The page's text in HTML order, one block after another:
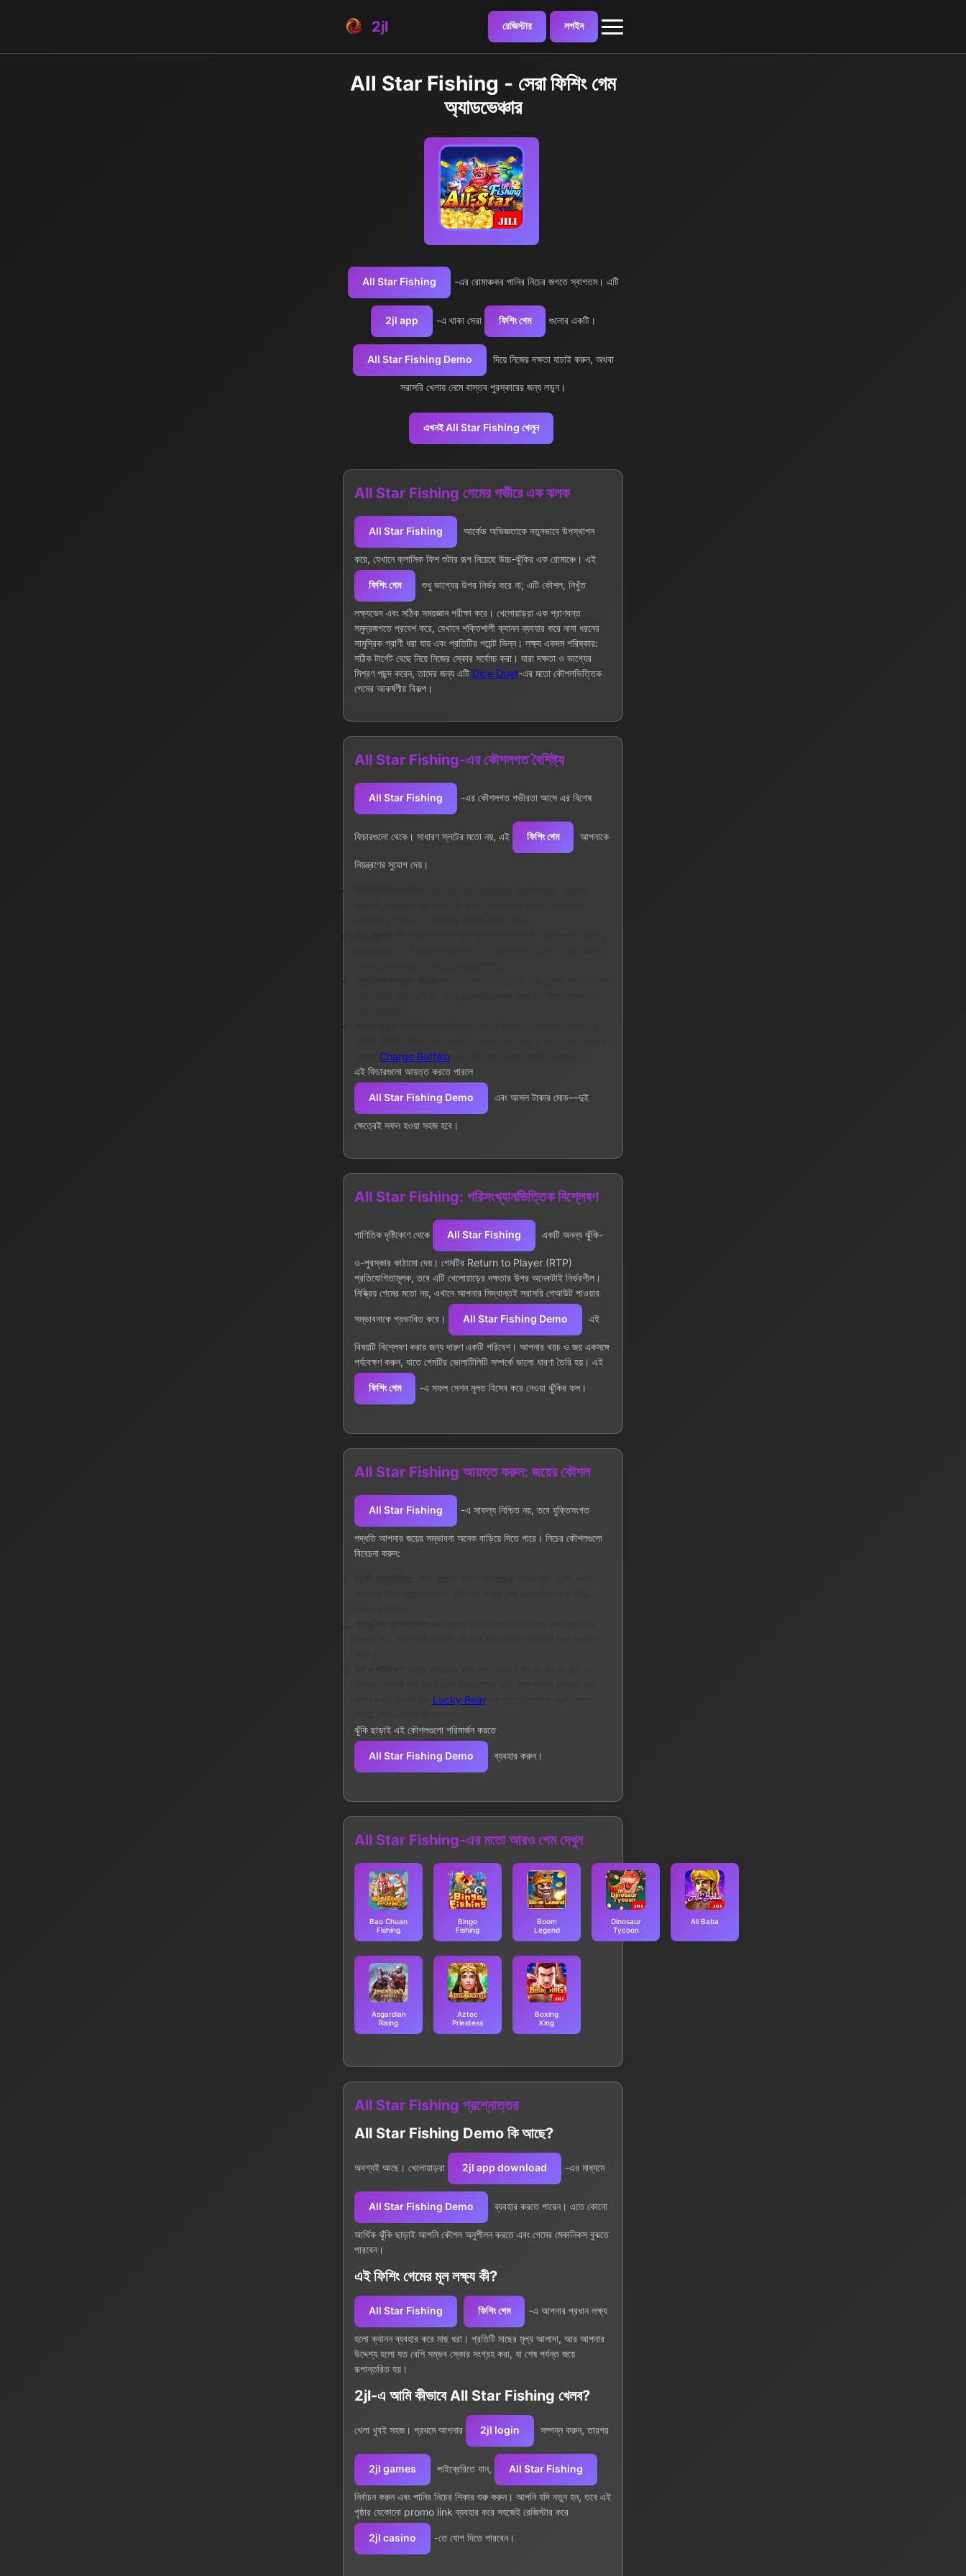
2jl রেজিস্টার লগইন
All Star Fishing - সেরা ফিশিং গেম
অ্যাডভেঞ্চার
All Star Fishing -এর রোমাঞ্চকর পানির নিচের জগতে স্বাগতম। এটি
2jl app -এ থাকা সেরা ফিশিং গেম গুলোর একটি।
All Star Fishing Demo দিয়ে নিজের দক্ষতা যাচাই করুন, অথবা
সরাসরি খেলায় নেমে বাস্তব পুরস্কারের জন্য লড়ুন।
এখনই All Star Fishing খেলুন
All Star Fishing গেমের গভীরে এক ঝলক
All Star Fishing আর্কেড অভিজ্ঞতাকে নতুনভাবে উপস্থাপন
করে, যেখানে ক্লাসিক ফিশ শুটার রূপ নিয়েছে উচ্চ-ঝুঁকির এক রোমাঞ্চে। এই
ফিশিং গেম শুধু ভাগ্যের উপর নির্ভর করে না; এটি কৌশল, নিখুঁত
লক্ষ্যভেদ এবং সঠিক সময়জ্ঞান পরীক্ষা করে। খেলোয়াড়রা এক প্রাণবন্ত
সমুদ্রজগতে প্রবেশ করে, যেখানে শক্তিশালী ক্যানন ব্যবহার করে নানা ধরনের
সামুদ্রিক প্রাণী ধরা যায় এবং প্রতিটির পয়েন্ট ভিন্ন। লক্ষ্য একদম পরিষ্কার:
সঠিক টার্গেট বেছে নিয়ে নিজের স্কোর সর্বোচ্চ করা। যারা দক্ষতা ও ভাগ্যের
মিশ্রণ পছন্দ করেন, তাদের জন্য এটি Dice Duet-এর মতো কৌশলভিত্তিক
গেমের আকর্ষণীয় বিকল্প।
All Star Fishing-এর কৌশলগত বৈশিষ্ট্য
All Star Fishing -এর কৌশলগত গভীরতা আসে এর বিশেষ
ফিচারগুলো থেকে। সাধারণ স্লটের মতো নয়, এই ফিশিং গেম আপনাকে
নিয়ন্ত্রণের সুযোগ দেয়।
Charge Buffalo
এই ফিচারগুলো আয়ত্ত করতে পারলে
All Star Fishing Demo এবং আসল টাকার মোড—দুই
ক্ষেত্রেই সফল হওয়া সহজ হবে।
All Star Fishing: পরিসংখ্যানভিত্তিক বিশ্লেষণ
গাণিতিক দৃষ্টিকোণ থেকে All Star Fishing একটি অনন্য ঝুঁকি-
ও-পুরস্কার কাঠামো দেয়। গেমটির Return to Player (RTP)
প্রতিযোগিতামূলক, তবে এটি খেলোয়াড়ের দক্ষতার উপর অনেকটাই নির্ভরশীল।
নিষ্ক্রিয় গেমের মতো নয়, এখানে আপনার সিদ্ধান্তই সরাসরি পেআউট পাওয়ার
সম্ভাবনাকে প্রভাবিত করে। All Star Fishing Demo এই
বিষয়টি বিশ্লেষণ করার জন্য দারুণ একটি পরিবেশ। আপনার খরচ ও জয় একসঙ্গে
পর্যবেক্ষণ করুন, যাতে গেমটির ভোলাটিলিটি সম্পর্কে ভালো ধারণা তৈরি হয়। এই
ফিশিং গেম -এ সফল সেশন মূলত হিসেব করে নেওয়া ঝুঁকির ফল।
All Star Fishing আয়ত্ত করুন: জয়ের কৌশল
All Star Fishing -এ সাফল্য নিশ্চিত নয়, তবে যুক্তিসংগত
পদ্ধতি আপনার জয়ের সম্ভাবনা অনেক বাড়িয়ে দিতে পারে। নিচের কৌশলগুলো
বিবেচনা করুন:
Lucky Bear-এর মতো তাৎক্ষণিক জয়ভিত্তিক
ঝুঁকি ছাড়াই এই কৌশলগুলো পরিমার্জন করতে
All Star Fishing Demo ব্যবহার করুন।
All Star Fishing-এর মতো আরও গেম দেখুন
Bao Chuan
Fishing
Bingo
Fishing
Boom
Legend
Dinosaur
Tycoon
Ali Baba
Asgardian
Rising
Aztec
Priestess
Boxing
King
All Star Fishing প্রশ্নোত্তর
All Star Fishing Demo কি আছে?
অবশ্যই আছে। খেলোয়াড়রা 2jl app download -এর মাধ্যমে
All Star Fishing Demo ব্যবহার করতে পারেন। এতে কোনো
আর্থিক ঝুঁকি ছাড়াই আপনি কৌশল অনুশীলন করতে এবং গেমের মেকানিকস বুঝতে
পারবেন।
এই ফিশিং গেমের মূল লক্ষ্য কী?
All Star Fishing ফিশিং গেম -এ আপনার প্রধান লক্ষ্য
হলো ক্যানন ব্যবহার করে মাছ ধরা। প্রতিটি মাছের মূল্য আলাদা, আর আপনার
উদ্দেশ্য হলো যত বেশি সম্ভব স্কোর সংগ্রহ করা, যা শেষ পর্যন্ত জয়ে
রূপান্তরিত হয়।
2jl-এ আমি কীভাবে All Star Fishing খেলব?
খেলা খুবই সহজ। প্রথমে আপনার 2jl login সম্পন্ন করুন, তারপর
2jl games লাইব্রেরিতে যান, All Star Fishing
নির্বাচন করুন এবং পানির নিচের শিকার শুরু করুন। আপনি যদি নতুন হন, তবে এই
পৃষ্ঠার যেকোনো promo link ব্যবহার করে সহজেই রেজিস্টার করে
2jl casino -তে যোগ দিতে পারবেন।